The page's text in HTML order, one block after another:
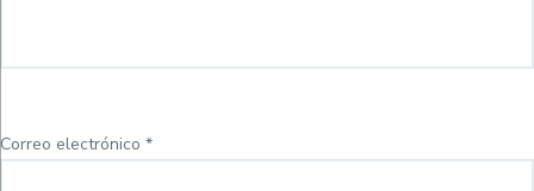
Correo electrónico *